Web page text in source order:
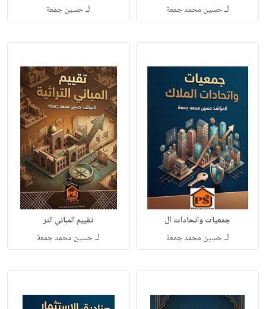
لـحسين محمد جمعة لـحسين جمعة
جمعيات واتحادات ال
لـحسين محمد جمعة
تقييم المباني التر
لـحسين محمد جمعة